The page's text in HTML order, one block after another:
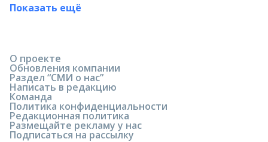
Показать ещё
О проекте
Обновления компании
Раздел “СМИ о нас”
Написать в редакцию
Команда
Политика конфиденциальности
Редакционная политика
Размещайте рекламу у нас
Подписаться на рассылку